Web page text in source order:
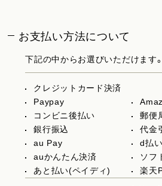
お支払い方法について
下記の中からお選びいただけます。
クレジットカード決済
Paypay
コンビニ後払い
郵便
銀行振込
代金
au Pay
d払い
auかんたん決済
ソフ
あと払い(ペイディ)
楽天